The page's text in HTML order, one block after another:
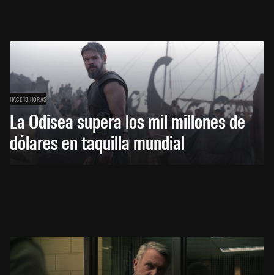
HACE 13 HORAS
La Odisea supera los mil millones de
dólares en taquilla mundial